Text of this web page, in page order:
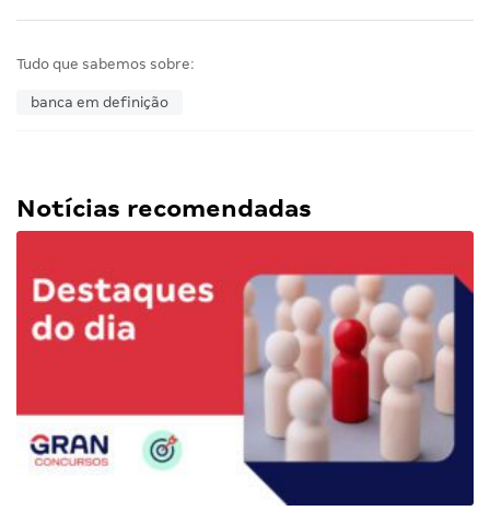
Tudo que sabemos sobre:
banca em definição
Notícias recomendadas